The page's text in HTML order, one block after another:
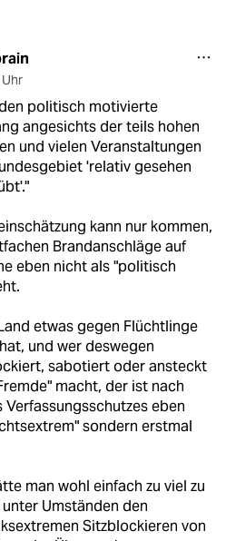
politisch motivierte
angesichts der teils hohen
und vielen Veranstaltungen
'relativ gesehen
kann nur kommen,
Brandanschläge auf
eben nicht als "politisch
etwas gegen Flüchtlinge
und wer deswegen
sabotiert oder ansteckt
macht, der ist nach
eben
sondern erstmal
man wohl einfach zu viel zu
Umständen den
Sitzblockieren von